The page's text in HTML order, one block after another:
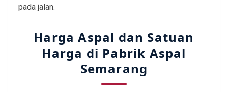
pada jalan.
Harga Aspal dan Satuan
Harga di Pabrik Aspal
Semarang